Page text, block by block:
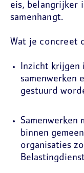
eis, belangrijker
samenhangt.
Wat je concreet
Inzicht
samenwerken
gestuurd
Samenwerken
binnen
organisaties
Belastingdienst